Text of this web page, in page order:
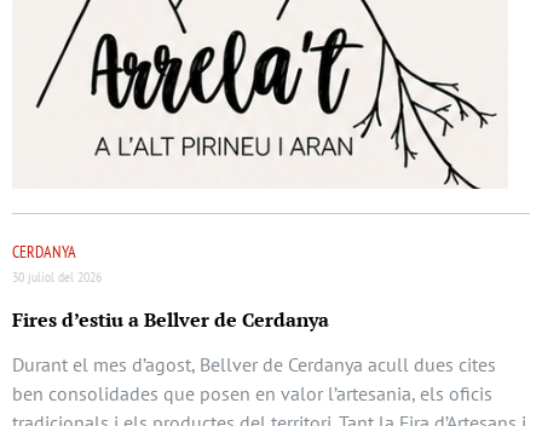
CERDANYA
30 juliol del 2026
Fires d’estiu a Bellver de Cerdanya
Durant el mes d’agost, Bellver de Cerdanya acull dues cites
ben consolidades que posen en valor l’artesania, els oficis